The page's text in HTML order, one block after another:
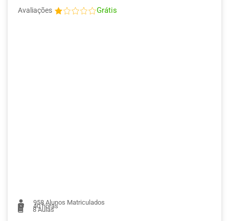
Avaliações Grátis
958 Alunos Matriculados
40 horas
8Aulas